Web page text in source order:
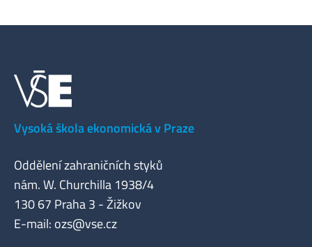
Vysoká škola ekonomická v Praze
Oddělení zahraničních styků
nám. W. Churchilla 1938/4
130 67 Praha 3 - Žižkov
E-mail: ozs@vse.cz